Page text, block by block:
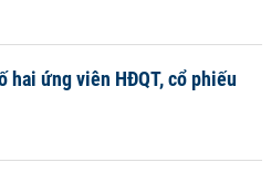
hai ứng viên HĐQT, cổ phiếu